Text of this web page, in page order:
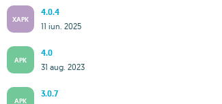
XAPK
4.0.4
11 iun. 2025
APK
4.0
31 aug. 2023
APK
3.0.7